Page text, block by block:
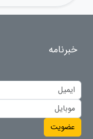
خبرنامه
عضویت